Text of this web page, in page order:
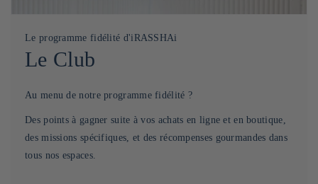
Le programme fidélité d'iRASSHAi
Le Club
Au menu de notre programme fidélité ?
Des points à gagner suite à vos achats en ligne et en boutique,
des missions spécifiques, et des récompenses gourmandes dans
tous nos espaces.